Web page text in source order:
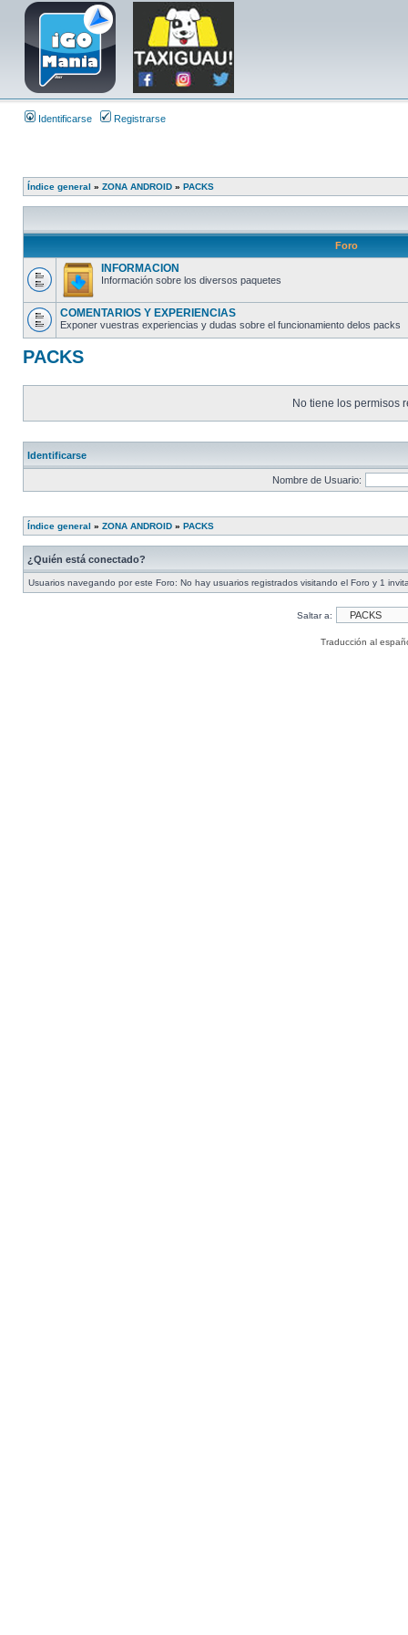
Identificarse Registrarse
Índice general » ZONA ANDROID » PACKS
Foro
INFORMACION
Información sobre los diversos paquetes
COMENTARIOS Y EXPERIENCIAS
Exponer vuestras experiencias y dudas sobre el funcionamiento delos packs
PACKS
No tiene los permisos
Identificarse
Nombre de Usuario:
Índice general » ZONA ANDROID » PACKS
¿Quién está conectado?
Usuarios navegando por este Foro: No hay usuarios registrados visitando el Foro y 1
Saltar a:
Traducción al